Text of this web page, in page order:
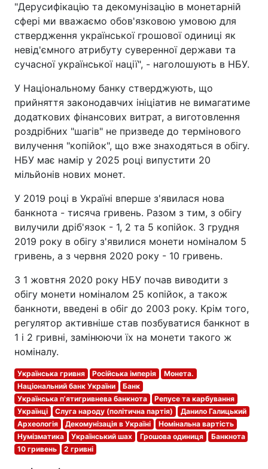
"Дерусифікацію та декомунізацію в монетарній
сфері ми вважаємо обов'язковою умовою для
ствердження української грошової одиниці як
невід'ємного атрибуту суверенної держави та
сучасної української нації", - наголошують в НБУ.
У Національному банку стверджують, що
прийняття законодавчих ініціатив не вимагатиме
додаткових фінансових витрат, а виготовлення
роздрібних "шагів" не призведе до термінового
вилучення "копійок", що вже знаходяться в обігу.
НБУ має намір у 2025 році випустити 20
мільйонів нових монет.
У 2019 році в Україні вперше з'явилася нова
банкнота - тисяча гривень. Разом з тим, з обігу
вилучили дріб'язок - 1, 2 та 5 копійок. З грудня
2019 року в обігу з'явилися монети номіналом 5
гривень, а з червня 2020 року - 10 гривень.
З 1 жовтня 2020 року НБУ почав виводити з
обігу монети номіналом 25 копійок, а також
банкноти, введені в обіг до 2003 року. Крім того,
регулятор активніше став позбуватися банкнот в
1 і 2 гривні, замінюючи їх на монети такого ж
номіналу.
Українська гривня Російська імперія
Монета.
Національний банк України
Банк
Українська п'ятигривнева банкнота
Репусе та карбування
Українці
Слуга народу (політична партія)
Данило Галицький
Археологія
Декомунізація в Україні
Номінальна вартість
Нумізматика
Український шах Грошова одиниця
Банкнота
10 гривень
2 гривні